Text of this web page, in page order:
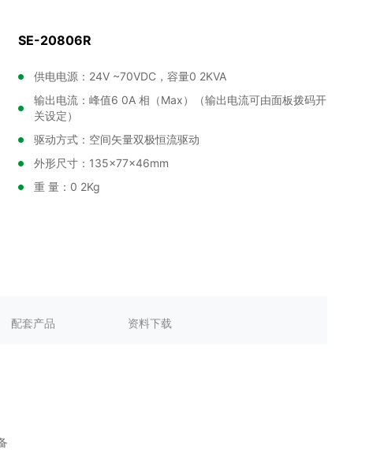
SE-20806R
供电电源：24V ~70VDC，容量0 2KVA
输出电流：峰值6 0A 相（Max）（输出电流可由面板拨码开
关设定）
驱动方式：空间矢量双极恒流驱动
外形尺寸：135×77×46mm
重 量：0 2Kg
配套产品 资料下载